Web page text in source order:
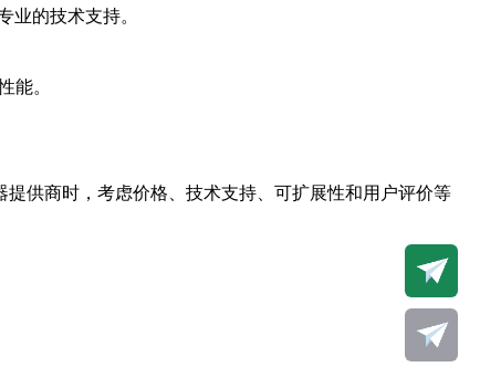
业的技术支持。
能。
供商时，考虑价格、技术支持、可扩展性和用户评价等